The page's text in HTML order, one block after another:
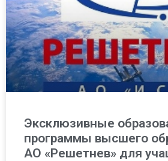
Эксклюзивные
программы высшего
АО «Решетнев» для